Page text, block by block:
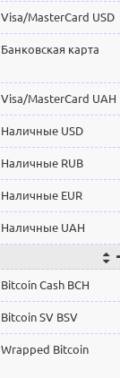
Visa/MasterCard USD
Банковская карта
Visa/MasterCard UAH
Наличные USD
Наличные RUB
Наличные EUR
Наличные UAH
Bitcoin Cash BCH
Bitcoin SV BSV
Wrapped Bitcoin